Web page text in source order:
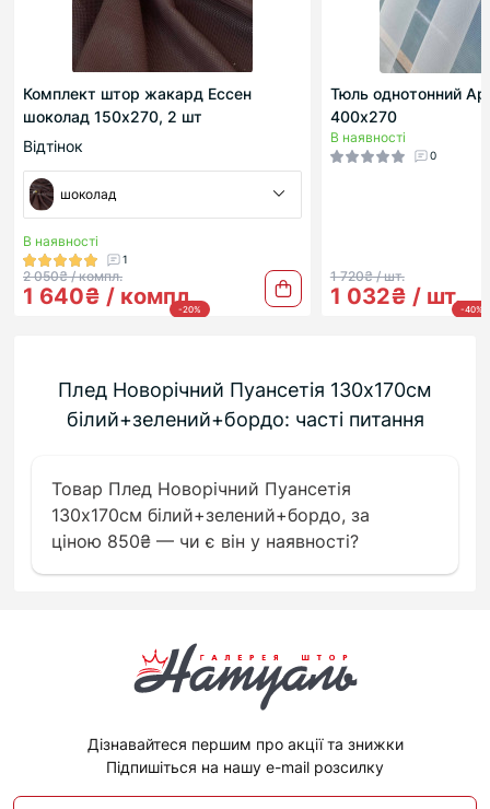
Комплект штор жакард Ессен
шоколад 150х270, 2 шт
Відтінок
шоколад
В наявності
1
2 050₴ / компл.
-20%
1 640₴ / компл.
Тюль однотонний
400х270
В наявності
0
1 720₴ / шт.
-40%
1 032₴ / шт.
Плед Новорічний Пуансетія 130х170см
білий+зелений+бордо: часті питання
Товар Плед Новорічний Пуансетія
130х170см білий+зелений+бордо, за
ціною 850₴ — чи є він у наявності?
Дізнавайтеся першим про акції та знижки
Підпишіться на нашу e-mail розсилку